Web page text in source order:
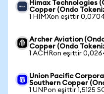
Himax Technologies
Copper (Ondo
1 HIMXon eşittir
Archer Aviation
Copper (Ondo
1 ACHRon eşittir
Union Pacific
Southern Copper
1 UNPon eşittir 1,5125